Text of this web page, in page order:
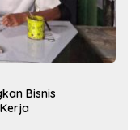
Bisnis